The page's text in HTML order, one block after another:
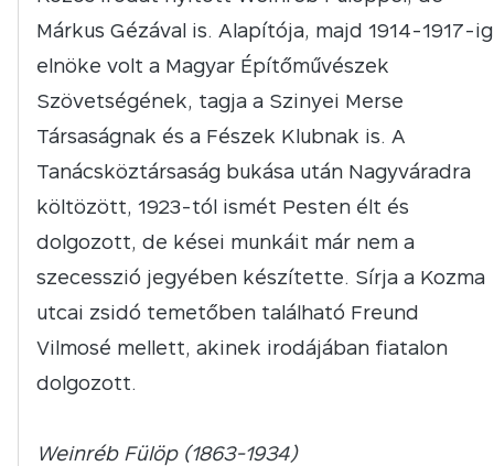
Márkus Gézával is. Alapítója, majd 1914-1917-ig
elnöke volt a Magyar Építőművészek
Szövetségének, tagja a Szinyei Merse
Társaságnak és a Fészek Klubnak is. A
Tanácsköztársaság bukása után Nagyváradra
költözött, 1923-tól ismét Pesten élt és
dolgozott, de kései munkáit már nem a
szecesszió jegyében készítette. Sírja a Kozma
utcai zsidó temetőben található Freund
Vilmosé mellett, akinek irodájában fiatalon
dolgozott.
Weinréb Fülöp (1863-1934)